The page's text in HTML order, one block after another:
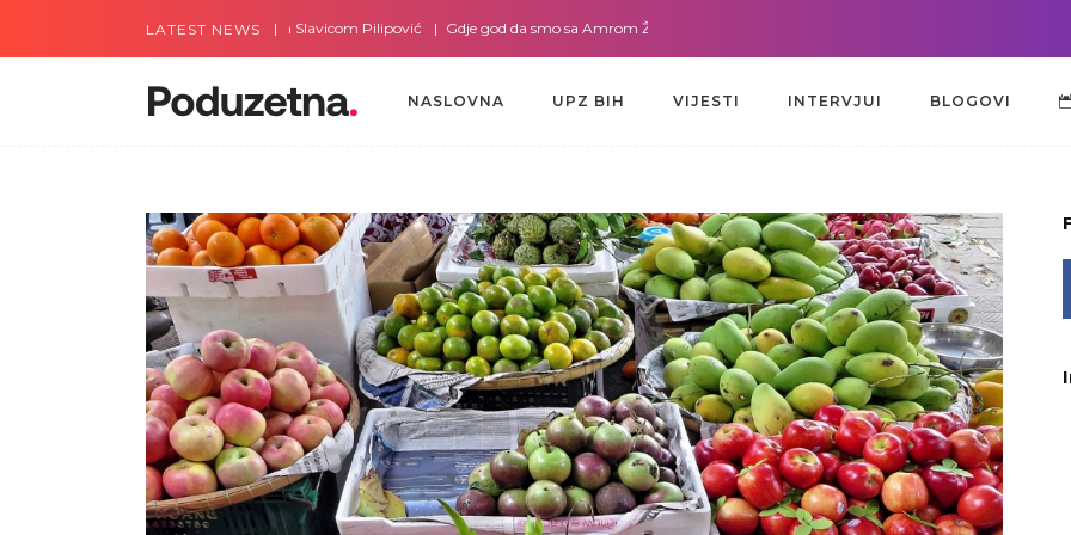
LATEST NEWS
Gdje god da smo sa Slavicom Pilipović Gdje god da smo sa Amrom Žužić-Bećirbegović
NASLOVNA UPZ BIH VIJESTI INTERVJUI BLOGOVI
NASLOVNA UPZ BIH